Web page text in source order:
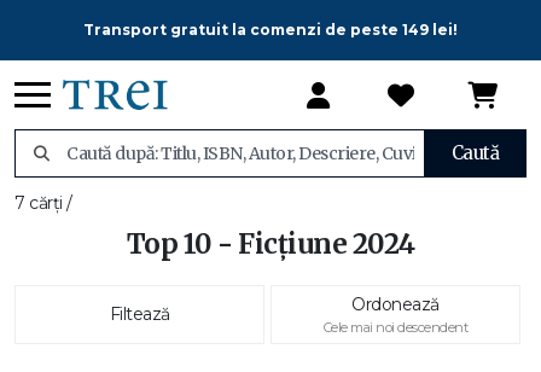
Transport gratuit la comenzi de peste 149 lei!
Caută
7 cărți /
Top 10 - Ficțiune 2024
Filtează Ordonează
Cele mai noi descendent